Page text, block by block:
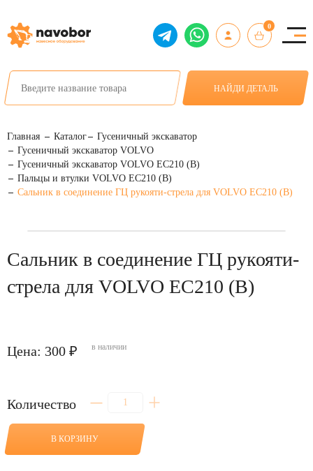
0
НАЙДИ ДЕТАЛЬ
Главная Каталог
Гусеничный экскаватор
Гусеничный экскаватор VOLVO
Гусеничный экскаватор VOLVO EC210 (B)
Пальцы и втулки VOLVO EC210 (B)
Сальник в соединение ГЦ рукояти-стрела для VOLVO EC210 (B)
Сальник в соединение ГЦ рукояти-
стрела для VOLVO EC210 (B)
Цена: 300 ₽ в наличии
Количество
Количество
в
В КОРЗИНУ